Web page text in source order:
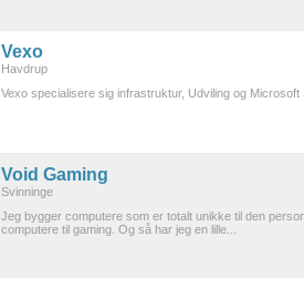
Vexo
Havdrup
Vexo specialisere sig infrastruktur, Udviling og Microsoft
Void Gaming
Svinninge
Jeg bygger computere som er totalt unikke til den
computere til gaming. Og så har jeg en lille...